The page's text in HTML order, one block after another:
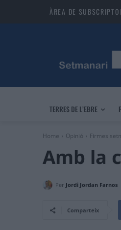
ÀREA DE
TERRES DE L’EBRE
Home Opinió Firmes
Amb la
Per Jordi Jordan Farnos
Comparteix